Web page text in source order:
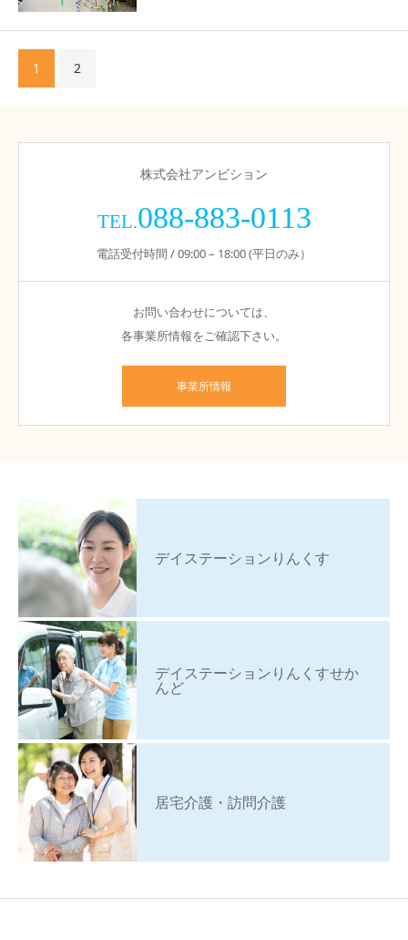
1 2
株式会社アンビション
TEL.088-883-0113
電話受付時間 / 09:00 – 18:00 (平日のみ）
お問い合わせについては、
各事業所情報をご確認下さい。
事業所情報
デイステーションりんくす
デイステーションりんくすせか
んど
居宅介護・訪問介護